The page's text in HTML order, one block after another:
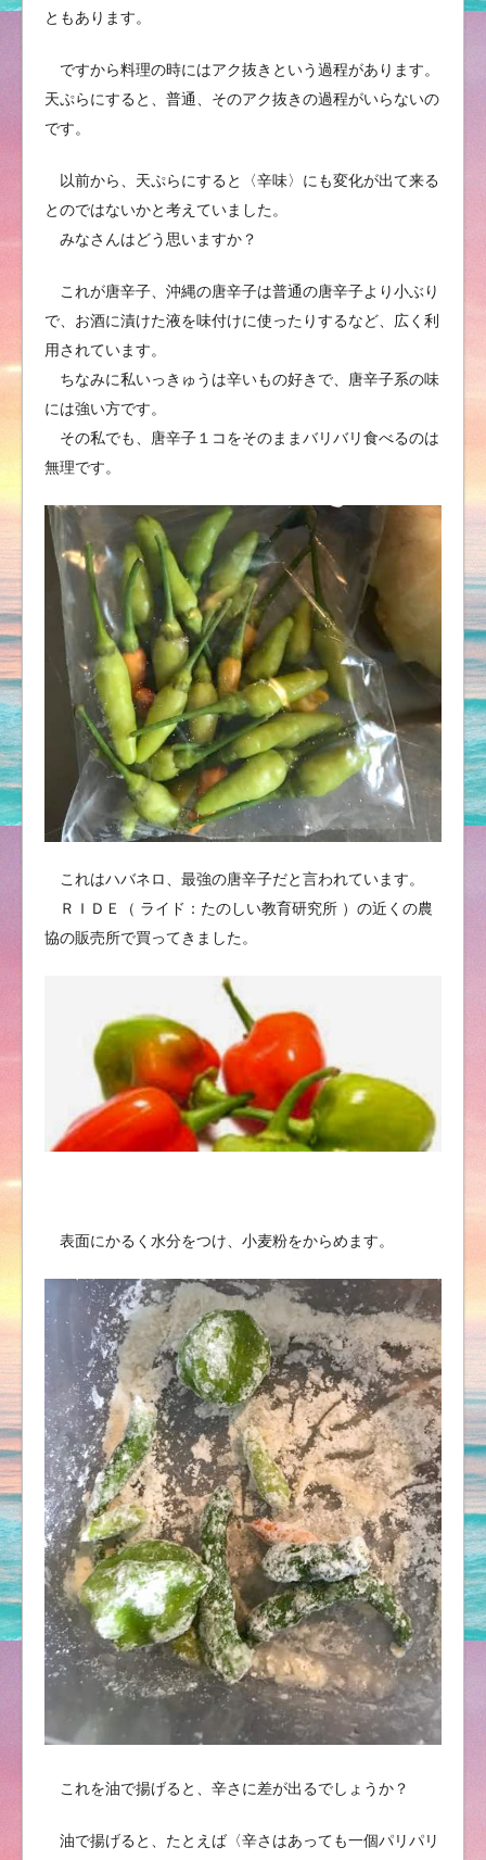
ともあります。
ですから料理の時にはアク抜きという過程があります。
天ぷらにすると、普通、そのアク抜きの過程がいらないの
です。
以前から、天ぷらにすると〈辛味〉にも変化が出て来る
とのではないかと考えていました。
みなさんはどう思いますか？
これが唐辛子、沖縄の唐辛子は普通の唐辛子より小ぶり
で、お酒に漬けた液を味付けに使ったりするなど、広く利
用されています。
ちなみに私いっきゅうは辛いもの好きで、唐辛子系の味
には強い方です。
その私でも、唐辛子１コをそのままバリバリ食べるのは
無理です。
これはハバネロ、最強の唐辛子だと言われています。
ＲＩＤＥ（ ライド：たのしい教育研究所 ）の近くの農
協の販売所で買ってきました。
表面にかるく水分をつけ、小麦粉をからめます。
これを油で揚げると、辛さに差が出るでしょうか？
油で揚げると、たとえば〈辛さはあっても一個パリパリ